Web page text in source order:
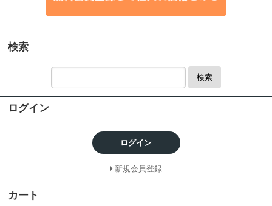
検索
検索
ログイン
ログイン
新規会員登録
カート